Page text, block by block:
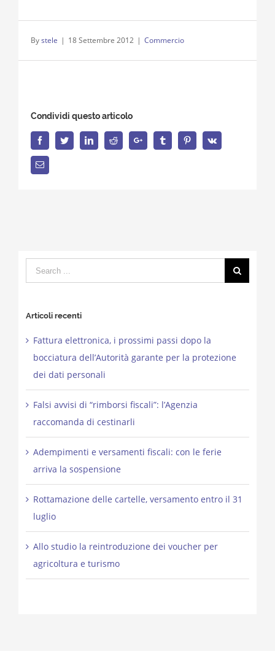
Bystele | 18 Settembre 2012 | Commercio
Condividi questo articolo
FacebookTwitterLinkedInReddit Google+ Tumblr PinterestVk
Email
Search
for:
Articoli recenti
Fattura elettronica, i prossimi passi dopo la
bocciatura dell’Autorità garante per la protezione
dei dati personali
Falsi avvisi di “rimborsi fiscali”: l’Agenzia
raccomanda di cestinarli
Adempimenti e versamenti fiscali: con le ferie
arriva la sospensione
Rottamazione delle cartelle, versamento entro il 31
luglio
Allo studio la reintroduzione dei voucher per
agricoltura e turismo